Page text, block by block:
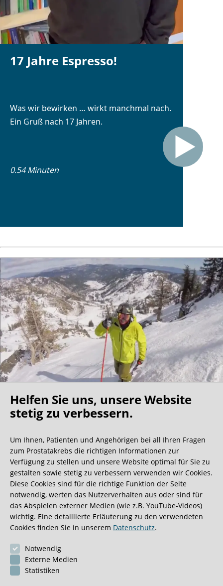
17 Jahre Espresso!
Was wir bewirken … wirkt manchmal nach.
Ein Gruß nach 17 Jahren.
0.54 Minuten
Oh what a ride!
Wir bekommen ja viele tolle Gästebucheinträge,
aber dieser ist doch sehr ungewöhnlich.
0:40 Minuten
Helfen Sie uns, unsere Website
stetig zu verbessern.
Um Ihnen, Patienten und Angehörigen bei all Ihren Fragen
zum Prostatakrebs die richtigen Informationen zur
Verfügung zu stellen und unsere Website optimal für Sie zu
gestalten sowie stetig zu verbessern verwenden wir Cookies.
Diese Cookies sind für die richtige Funktion der Seite
notwendig, werten das Nutzerverhalten aus oder sind für
das Abspielen externer Medien (wie z.B. YouTube-Videos)
wichtig. Eine detaillierte Erläuterung zu den verwendeten
Cookies finden Sie in unserem Datenschutz.
Notwendig
Externe Medien
Statistiken